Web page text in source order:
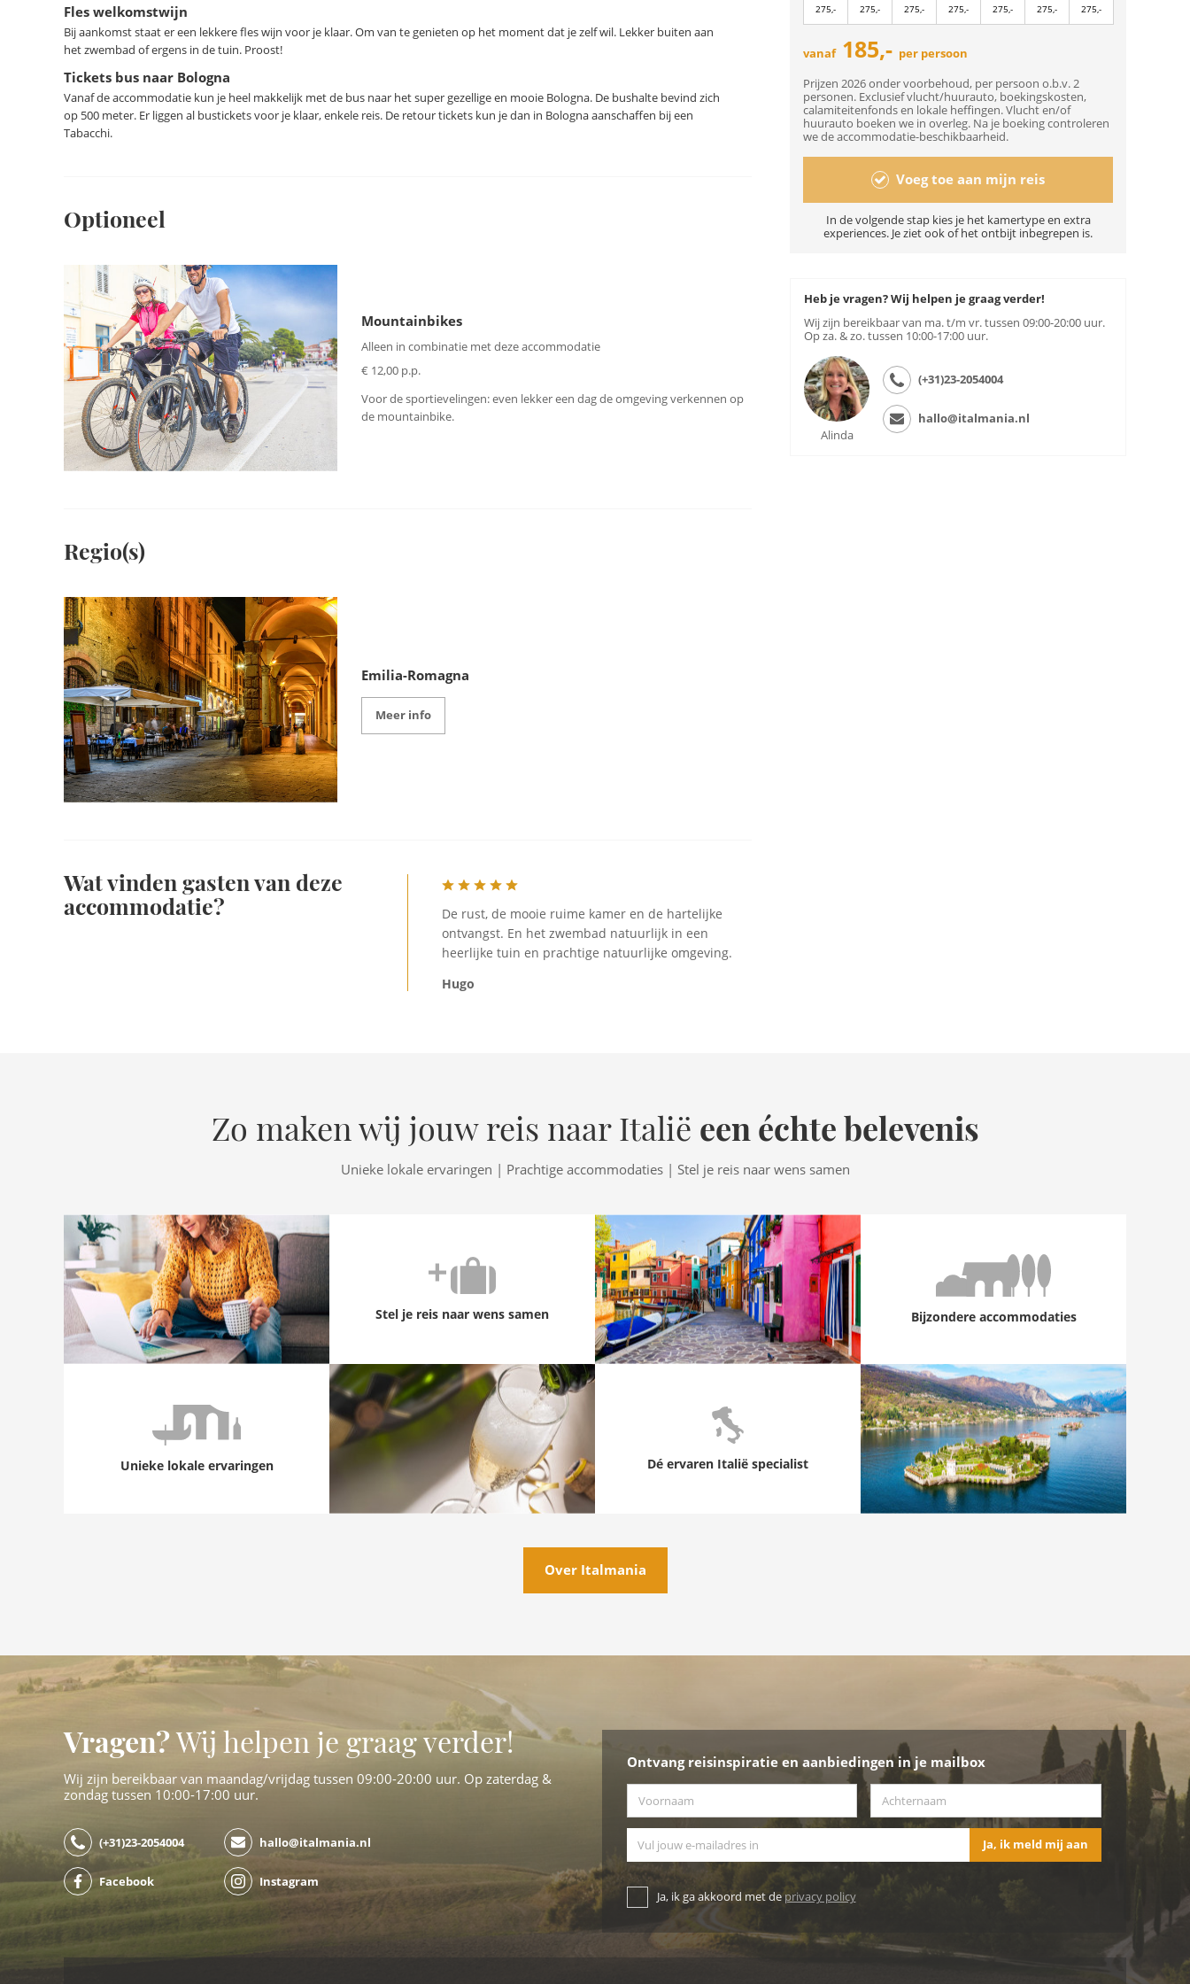
Fles welkomstwijn
Bij aankomst staat er een lekkere fles wijn voor je klaar. Om van te genieten op het moment dat je zelf wil. Lekker buiten aan
het zwembad of ergens in de tuin. Proost!
Tickets bus naar Bologna
Vanaf de accommodatie kun je heel makkelijk met de bus naar het super gezellige en mooie Bologna. De bushalte bevind zich
op 500 meter. Er liggen al bustickets voor je klaar, enkele reis. De retour tickets kun je dan in Bologna aanschaffen bij een
Tabacchi.
Optioneel
Mountainbikes
Alleen in combinatie met deze accommodatie
€ 12,00 p.p.
Voor de sportievelingen: even lekker een dag de omgeving verkennen op
de mountainbike.
Regio(s)
Emilia-Romagna
Meer info
Wat vinden gasten van deze
accommodatie?
De rust, de mooie ruime kamer en de hartelijke
ontvangst. En het zwembad natuurlijk in een
heerlijke tuin en prachtige natuurlijke omgeving.
Hugo
275,- 275,- 275,- 275,- 275,- 275,- 275,-
vanaf 185,- per persoon
Prijzen 2026 onder voorbehoud, per persoon o.b.v. 2
personen. Exclusief vlucht/huurauto, boekingskosten,
calamiteitenfonds en lokale heffingen. Vlucht en/of
huurauto boeken we in overleg. Na je boeking controleren
we de accommodatie-beschikbaarheid.
Voeg toe aan mijn reis
In de volgende stap kies je het kamertype en extra
experiences. Je ziet ook of het ontbijt inbegrepen is.
Heb je vragen? Wij helpen je graag verder!
Wij zijn bereikbaar van ma. t/m vr. tussen 09:00-20:00 uur.
Op za. & zo. tussen 10:00-17:00 uur.
Alinda
(+31)23-2054004
hallo@italmania.nl
Zo maken wij jouw reis naar Italië een échte belevenis
Unieke lokale ervaringen | Prachtige accommodaties | Stel je reis naar wens samen
Stel je reis naar wens samen Bijzondere accommodaties
Unieke lokale ervaringen Dé ervaren Italië specialist
Over Italmania
Vragen?Wij helpen je graag verder!
Wij zijn bereikbaar van maandag/vrijdag tussen 09:00-20:00 uur. Op zaterdag &
zondag tussen 10:00-17:00 uur.
(+31)23-2054004 hallo@italmania.nl
Facebook Instagram
Ontvang reisinspiratie en aanbiedingen in je mailbox
Ja, ik meld mij aan
Ja, ik ga akkoord met deprivacy policy